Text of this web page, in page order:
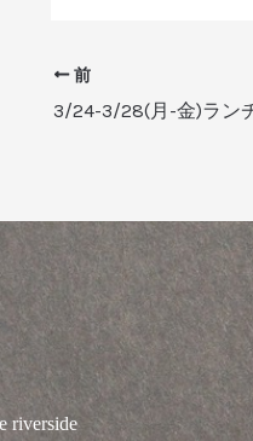
前
3/24-3/28(月-金)ラン
riverside